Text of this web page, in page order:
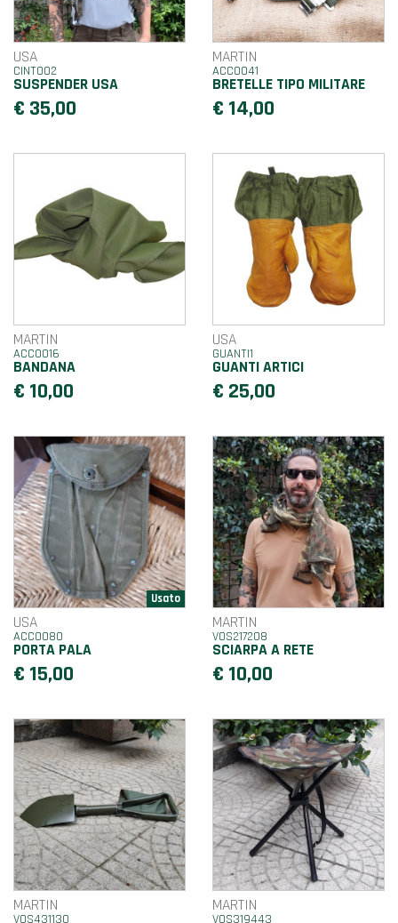
USA
CINT002
SUSPENDER USA
€ 35,00
MARTIN
ACC0041
BRETELLE TIPO MILITARE
€ 14,00
MARTIN
ACC0016
BANDANA
€ 10,00
USA
GUANTI1
GUANTI ARTICI
€ 25,00
USA
ACC0080
PORTA PALA
€ 15,00
MARTIN
VOS217208
SCIARPA A RETE
€ 10,00
MARTIN
VOS431130
MARTIN
VOS319443